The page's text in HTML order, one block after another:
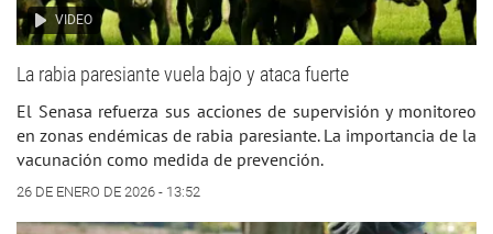
VIDEO
La rabia paresiante vuela bajo y ataca fuerte
El Senasa refuerza sus acciones de supervisión y monitoreo
en zonas endémicas de rabia paresiante. La importancia de la
vacunación como medida de prevención.
26 DE ENERO DE 2026 - 13:52